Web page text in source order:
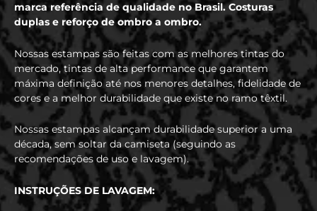
marca referência de qualidade no Brasil. Costuras
duplas e reforço de ombro a ombro.
Nossas estampas são feitas com as melhores tintas do
mercado, tintas de alta performance que garantem
máxima definição até nos menores detalhes, fidelidade de
cores e a melhor durabilidade que existe no ramo têxtil.
Nossas estampas alcançam durabilidade superior a uma
década, sem soltar da camiseta (seguindo as
recomendações de uso e lavagem).
INSTRUÇÕES DE LAVAGEM: